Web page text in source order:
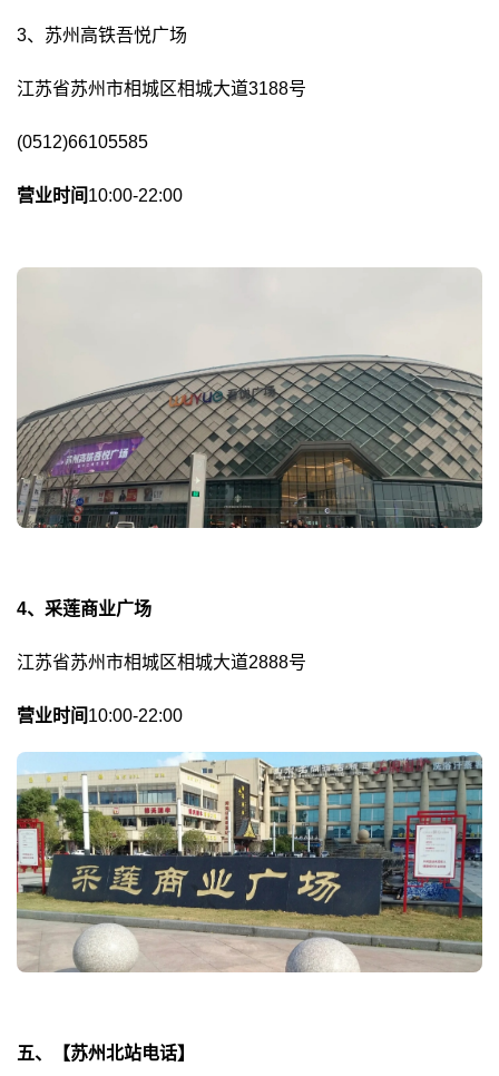
3、苏州高铁吾悦广场
江苏省苏州市相城区相城大道3188号
(0512)66105585
营业时间 10:00-22:00
4、采莲商业广场
江苏省苏州市相城区相城大道2888号
营业时间 10:00-22:00
五、【苏州北站电话】